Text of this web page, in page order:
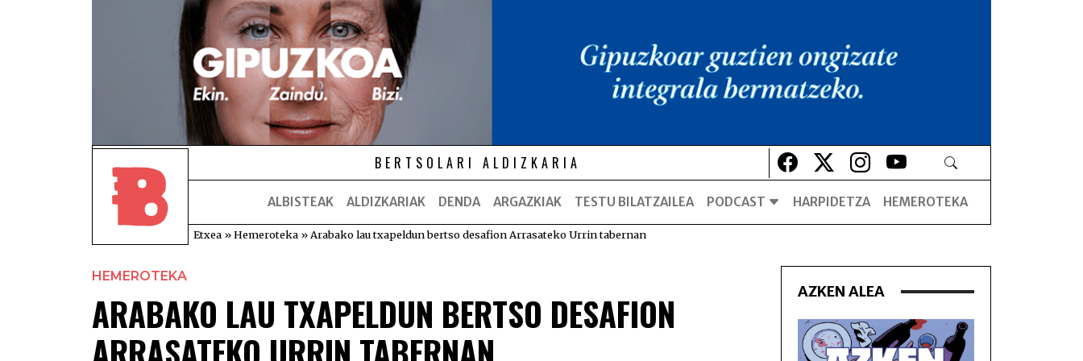
BERTSOLARI ALDIZKARIA Lehio berrian irekiko da
Lehio berrian irekiko da
Lehio berrian irekiko da
Lehio berrian irekiko da
ALBISTEAK ALDIZKARIAK DENDA ARGAZKIAK TESTU BILATZAILEA PODCAST HARPIDETZA HEMEROTEKA
Etxea »Hemeroteka » Arabako lau txapeldun bertso desafion Arrasateko Urrin tabernan
HEMEROTEKA
ARABAKO LAU TXAPELDUN BERTSO DESAFION
AZKEN ALEA